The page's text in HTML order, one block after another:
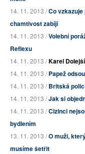
14. 11. 2013 /Co vzkazuje
chamtivost zabíjí
14. 11. 2013 /Volební
Reflexu
14. 11. 2013 /Karel Dolejší
14. 11. 2013 /Papež
14. 11. 2013 /Britská
14. 11. 2013 /Jak si
14. 11. 2013 /Cizinci
bydlením
13. 11. 2013 /O muži,
musíme šetřit